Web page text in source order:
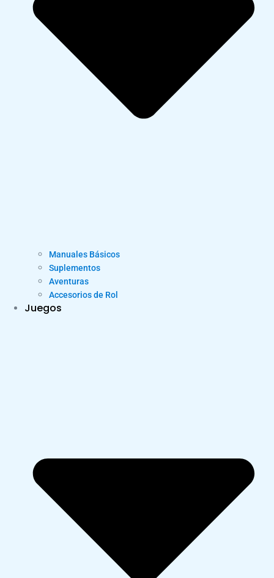
Manuales Básicos
Suplementos
Aventuras
Accesorios de Rol
Juegos